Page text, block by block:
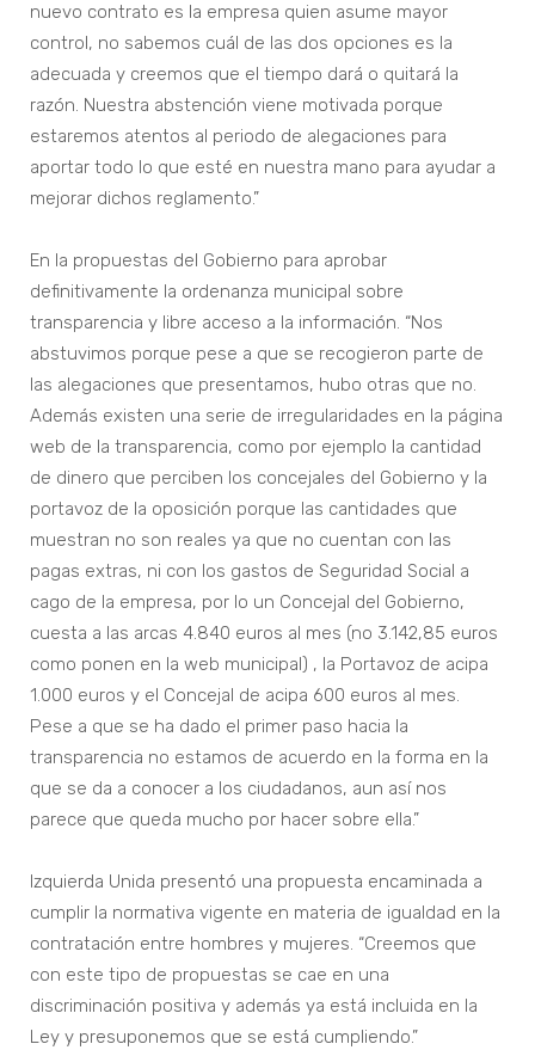
nuevo contrato es la empresa quien asume mayor
control, no sabemos cuál de las dos opciones es la
adecuada y creemos que el tiempo dará o quitará la
razón. Nuestra abstención viene motivada porque
estaremos atentos al periodo de alegaciones para
aportar todo lo que esté en nuestra mano para ayudar a
mejorar dichos reglamento.”
En la propuestas del Gobierno para aprobar
definitivamente la ordenanza municipal sobre
transparencia y libre acceso a la información. “Nos
abstuvimos porque pese a que se recogieron parte de
las alegaciones que presentamos, hubo otras que no.
Además existen una serie de irregularidades en la página
web de la transparencia, como por ejemplo la cantidad
de dinero que perciben los concejales del Gobierno y la
portavoz de la oposición porque las cantidades que
muestran no son reales ya que no cuentan con las
pagas extras, ni con los gastos de Seguridad Social a
cago de la empresa, por lo un Concejal del Gobierno,
cuesta a las arcas 4.840 euros al mes (no 3.142,85 euros
como ponen en la web municipal) , la Portavoz de acipa
1.000 euros y el Concejal de acipa 600 euros al mes.
Pese a que se ha dado el primer paso hacia la
transparencia no estamos de acuerdo en la forma en la
que se da a conocer a los ciudadanos, aun así nos
parece que queda mucho por hacer sobre ella.”
Izquierda Unida presentó una propuesta encaminada a
cumplir la normativa vigente en materia de igualdad en la
contratación entre hombres y mujeres. “Creemos que
con este tipo de propuestas se cae en una
discriminación positiva y además ya está incluida en la
Ley y presuponemos que se está cumpliendo.”